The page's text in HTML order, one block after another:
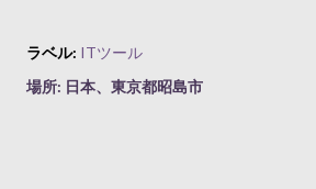
ラベル: ITツール
場所: 日本、東京都昭島市